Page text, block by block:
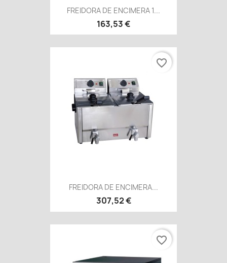
FREIDORA DE ENCIMERA 1...
163,53 €
FREIDORA DE ENCIMERA...
307,52 €
favorite_border
favorite_border